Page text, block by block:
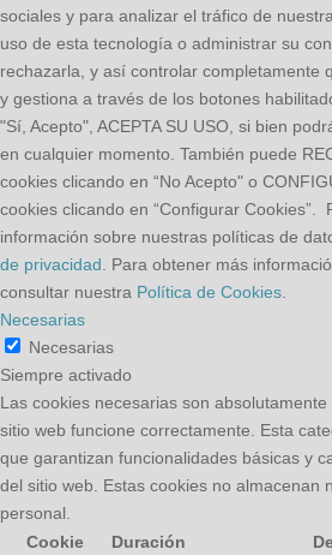
sociales y para analizar el tráfico de
uso de esta tecnología o administrar su
rechazarla, y así controlar completamente
y gestiona a través de los botones
"Sí, Acepto", ACEPTA SU USO, si bien
en cualquier momento. También puede
cookies clicando en “No Acepto" o
cookies clicando en “Configurar Cookies”.
información sobre nuestras políticas de
de privacidad. Para obtener más
consultar nuestra Política de Cookies.
Necesarias
Necesarias
Siempre activado
Las cookies necesarias son
sitio web funcione correctamente. Esta
que garantizan funcionalidades básicas y
del sitio web. Estas cookies no almacenan
personal.
Cookie
Duración